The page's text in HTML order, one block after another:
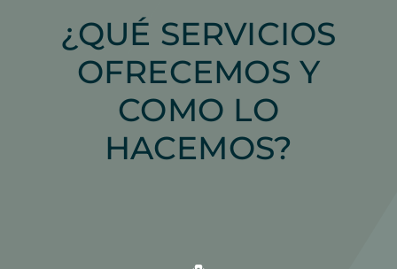
¿QUÉ SERVICIOS
OFRECEMOS Y
COMO LO
HACEMOS?